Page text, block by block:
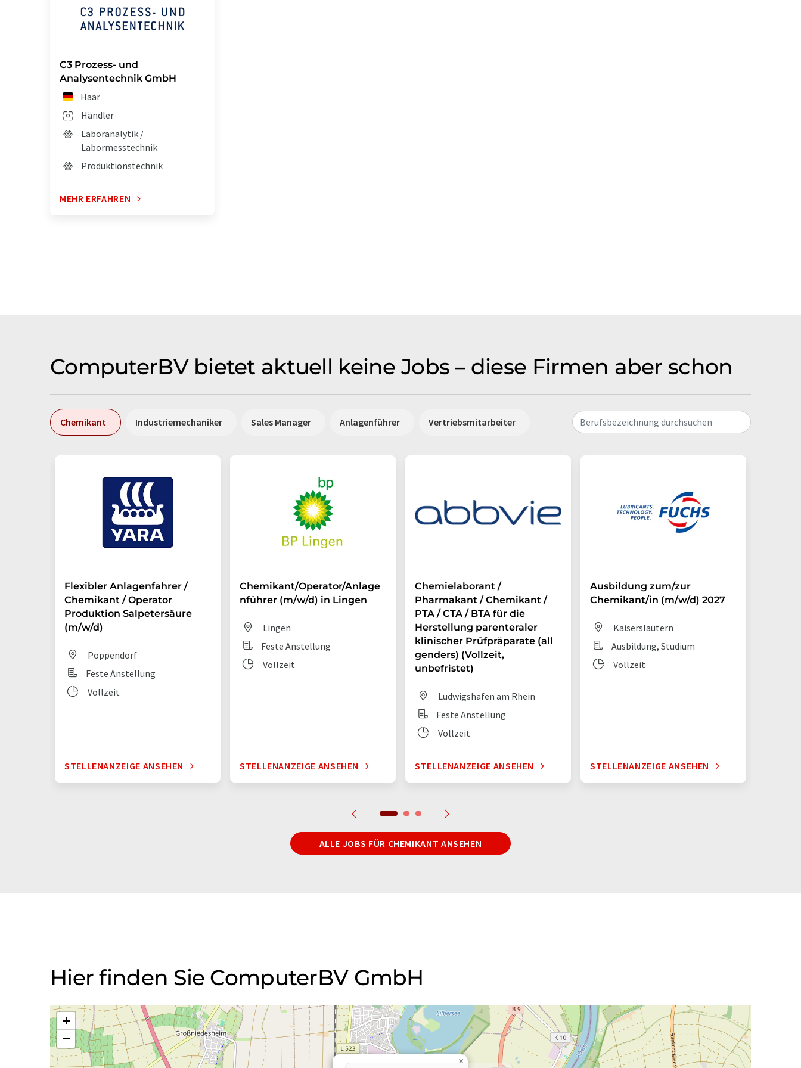
C3 Prozess- und
Analysentechnik GmbH
Haar
Händler
Laboranalytik /
Labormesstechnik
Produktionstechnik
MEHR ERFAHREN
ComputerBV bietet aktuell keine Jobs – diese Firmen aber schon
Chemikant Industriemechaniker Sales Manager Anlagenführer Vertriebsmitarbeiter Berufsbezeichnung durchsuchen
Flexibler Anlagenfahrer /
Chemikant / Operator
Produktion Salpetersäure
(m/w/d)
Poppendorf
Feste Anstellung
Vollzeit
STELLENANZEIGE ANSEHEN
Chemikant/Operator/Anlage
nführer (m/w/d) in Lingen
Lingen
Feste Anstellung
Vollzeit
STELLENANZEIGE ANSEHEN
Chemielaborant /
Pharmakant / Chemikant /
PTA / CTA / BTA für die
Herstellung parenteraler
klinischer Prüfpräparate (all
genders) (Vollzeit,
unbefristet)
Ludwigshafen am Rhein
Feste Anstellung
Vollzeit
STELLENANZEIGE ANSEHEN
Ausbildung zum/zur
Chemikant/in (m/w/d) 2027
Kaiserslautern
Ausbildung, Studium
Vollzeit
STELLENANZEIGE ANSEHEN
ALLE JOBS FÜR CHEMIKANT ANSEHEN
Hier finden Sie ComputerBV GmbH
×
+
−